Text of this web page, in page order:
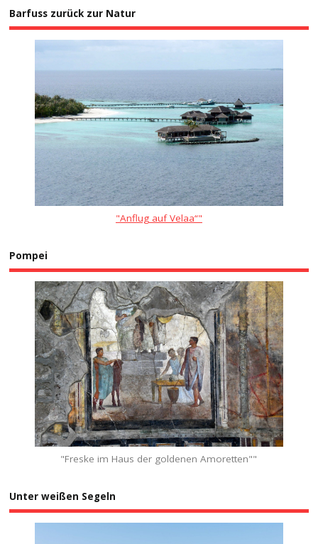
Barfuss zurück zur Natur
"Anflug auf Velaa“"
Pompei
"Freske im Haus der goldenen Amoretten""
Unter weißen Segeln